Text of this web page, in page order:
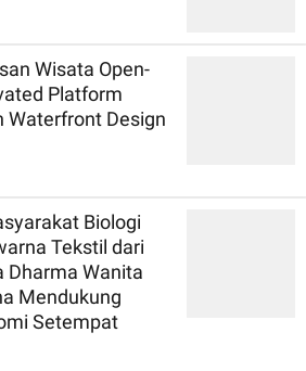
Wisata Open-
Platform
Waterfront Design
Biologi
Tekstil dari
Dharma Wanita
Mendukung
Setempat